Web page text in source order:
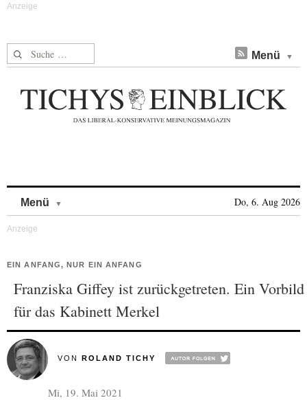
Suche nach: Menü
Menü Do, 6. Aug 2026
EIN ANFANG, NUR EIN ANFANG
Franziska Giffey ist zurückgetreten. Ein Vorbild
für das Kabinett Merkel
VON ROLAND TICHY
Mi, 19. Mai 2021